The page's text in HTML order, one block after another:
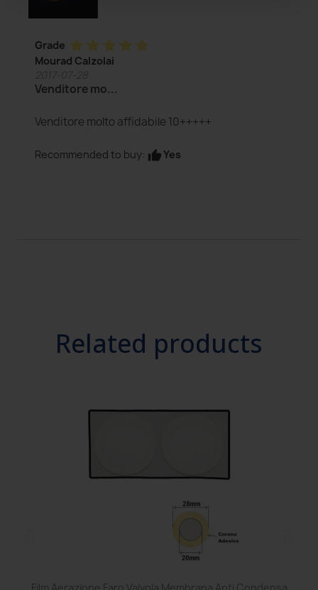
Grade star star star star star
Mourad Calzolai
Venditore mo...
Venditore molto affidabile 10+++++
Recommended to buy: thumb_upYes
Related products